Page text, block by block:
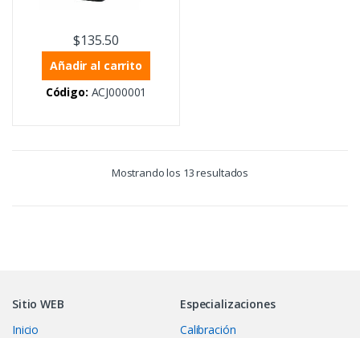
$135.50
Añadir al carrito
Código: ACJ000001
Mostrando los 13 resultados
Sitio WEB
Inicio
Especializaciones
Calibración